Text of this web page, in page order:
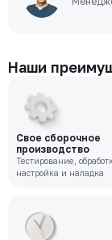
Наши
Свое сборочное
производство
Тестирование,
настройка и наладка